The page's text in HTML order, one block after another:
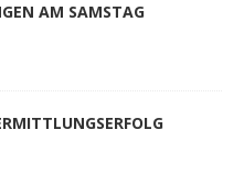
AM SAMSTAG